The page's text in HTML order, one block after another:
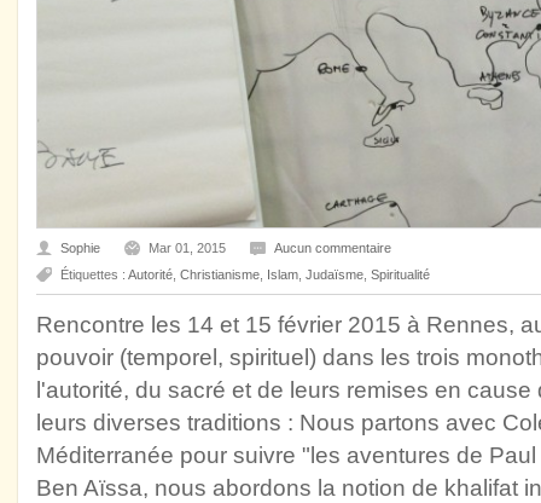
Sophie Mar 01, 2015
Aucun commentaire
Étiquettes : Autorité Christianisme Islam Judaïsme Spiritualité
Rencontre les 14 et 15 février 2015 à Rennes,
pouvoir (temporel, spirituel) dans les trois
l'autorité, du sacré et de leurs remises en
leurs diverses traditions : Nous partons avec
Méditerranée pour suivre "les aventures de
Ben Aïssa, nous abordons la notion de khalifat